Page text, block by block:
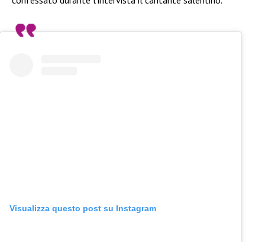
Visualizza questo post su Instagram